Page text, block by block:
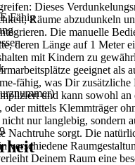
Fähig
Dieses
Räume abzudunkeln
Die manuelle
deren Länge auf 1 Meter
mit Kindern zu
geeignet als
fähig, was Dir
und kann sowohl an
oder mittels Klemmträger
nur langlebig, sondern
Nachtruhe sorgt. Die
verschiedene
Deinem Raum eine